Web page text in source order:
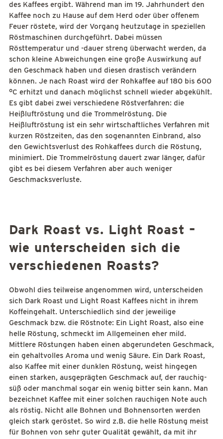
des Kaffees ergibt. Während man im 19. Jahrhundert den
Kaffee noch zu Hause auf dem Herd oder über offenem
Feuer röstete, wird der Vorgang heutzutage in speziellen
Röstmaschinen durchgeführt. Dabei müssen
Rösttemperatur und -dauer streng überwacht werden, da
schon kleine Abweichungen eine große Auswirkung auf
den Geschmack haben und diesen drastisch verändern
können. Je nach Roast wird der Rohkaffee auf 180 bis 600
°C erhitzt und danach möglichst schnell wieder abgekühlt.
Es gibt dabei zwei verschiedene Röstverfahren: die
Heißluftröstung und die Trommelröstung. Die
Heißluftröstung ist ein sehr wirtschaftliches Verfahren mit
kurzen Röstzeiten, das den sogenannten Einbrand, also
den Gewichtsverlust des Rohkaffees durch die Röstung,
minimiert. Die Trommelröstung dauert zwar länger, dafür
gibt es bei diesem Verfahren aber auch weniger
Geschmacksverluste.
Dark Roast vs. Light Roast –
wie unterscheiden sich die
verschiedenen Roasts?
Obwohl dies teilweise angenommen wird, unterscheiden
sich Dark Roast und Light Roast Kaffees nicht in ihrem
Koffeingehalt. Unterschiedlich sind der jeweilige
Geschmack bzw. die Röstnote: Ein Light Roast, also eine
helle Röstung, schmeckt im Allgemeinen eher mild.
Mittlere Röstungen haben einen abgerundeten Geschmack,
ein gehaltvolles Aroma und wenig Säure. Ein Dark Roast,
also Kaffee mit einer dunklen Röstung, weist hingegen
einen starken, ausgeprägten Geschmack auf, der rauchig-
süß oder manchmal sogar ein wenig bitter sein kann. Man
bezeichnet Kaffee mit einer solchen rauchigen Note auch
als röstig. Nicht alle Bohnen und Bohnensorten werden
gleich stark geröstet. So wird z.B. die helle Röstung meist
für Bohnen von sehr guter Qualität gewählt, da mit ihr